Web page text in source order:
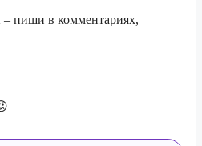
– пиши в комментариях,